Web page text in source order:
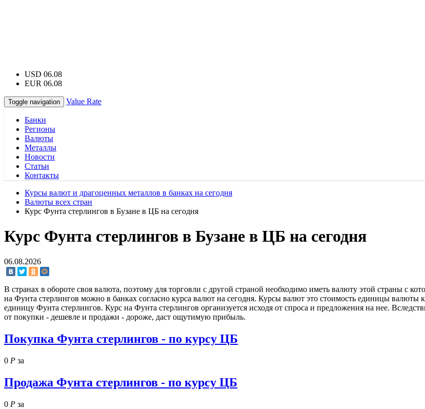
USD 06.08
EUR 06.08
Toggle navigation Value Rate
Банки
Регионы
Валюты
Металлы
Новости
Статьи
Контакты
Курсы валют и драгоценных металлов в банках на сегодня
Валюты всех стран
Курс Фунта стерлингов в Бузане в ЦБ на сегодня
Курс Фунта стерлингов в Бузане в ЦБ на сегодня
06.08.2026
В странах в обороте своя валюта, поэтому для торговли с другой страной необходимо иметь валюту этой страны с
на Фунта стерлингов можно в банках согласно курса валют на сегодня. Курсы валют это стоимость единицы валюты
единицу Фунта стерлингов. Курс на Фунта стерлингов организуется исходя от спроса и предложения на нее.
от покупки - дешевле и продажи - дороже, даст ощутимую прибыль.
Покупка Фунта стерлингов - по курсу ЦБ
0 Р за
Продажа Фунта стерлингов - по курсу ЦБ
0 Р за